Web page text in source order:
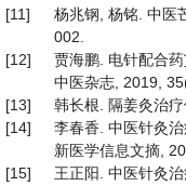
[11]
杨兆钢, 杨铭. 中医
002.
[12]
贾海鹏. 电针配合
中医杂志, 2019,
[13]
韩长根. 隔姜灸治
[14]
李春香. 中医针灸
新医学信息文摘,
[15]
王正阳. 中医针灸